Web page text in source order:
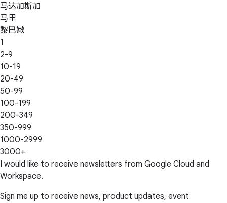
马达加斯加
马里
黎巴嫩
1
2-9
10-19
20-49
50-99
100-199
200-349
350-999
1000-2999
3000+
I would like to receive newsletters from Google Cloud and
Workspace.
Sign me up to receive news, product updates, event